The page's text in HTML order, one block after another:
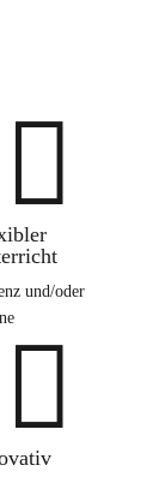

und/oder
